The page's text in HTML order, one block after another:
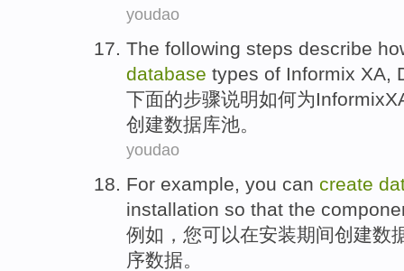
youdao
The following steps describe
database types of Informix XA,
下面的步骤说明如何为Informix
创建数据库池。
youdao
For example you can create
installation so that the
例如 ， 您可以在安装期间创建数
序数据。